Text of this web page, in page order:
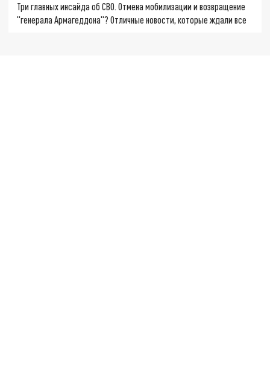
Три главных инсайда об СВО. Отмена мобилизации и возвращение
"генерала Армагеддона"? Отличные новости, которые ждали все